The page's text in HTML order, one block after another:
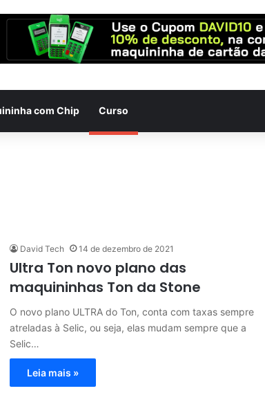
com Chip Curso
David Tech 14 de dezembro de 2021
Ultra Ton novo plano das
maquininhas Ton da Stone
O novo plano ULTRA do Ton, conta com taxas sempre
atreladas à Selic, ou seja, elas mudam sempre que a
Selic…
Leia mais »